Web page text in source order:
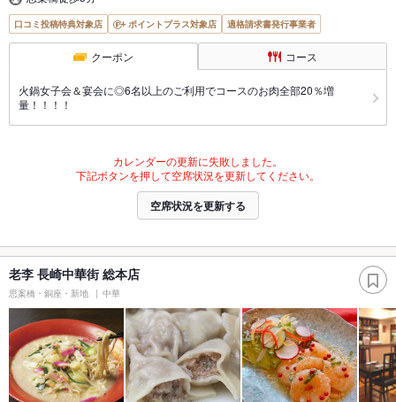
口コミ投稿特典対象店 ポイントプラス対象店 適格請求書発行事業者
クーポン コース
火鍋女子会＆宴会に◎6名以上のご利用でコースのお肉全部20％増
量！！！！
カレンダーの更新に失敗しました。
下記ボタンを押して空席状況を更新してください。
空席状況を更新する
老李 長崎中華街 総本店
思案橋・銅座・新地 中華